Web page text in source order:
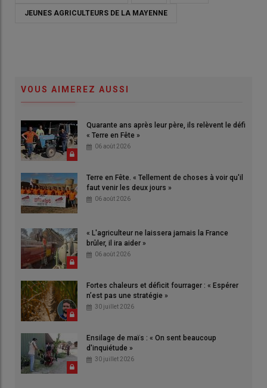
JEUNES AGRICULTEURS DE LA MAYENNE
VOUS AIMEREZ AUSSI
Quarante ans après leur père, ils relèvent le défi
« Terre en Fête »
06 août 2026
Terre en Fête. « Tellement de choses à voir qu'il
faut venir les deux jours »
06 août 2026
« L'agriculteur ne laissera jamais la France
brûler, il ira aider »
06 août 2026
Fortes chaleurs et déficit fourrager : « Espérer
n’est pas une stratégie »
30 juillet 2026
Ensilage de maïs : « On sent beaucoup
d'inquiétude »
30 juillet 2026